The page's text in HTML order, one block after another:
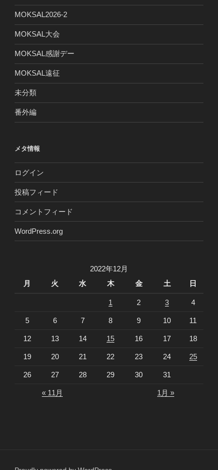
MOKSAL2026-2
MOKSAL大会
MOKSAL感謝デー
MOKSAL遠征
未分類
番外編
メタ情報
ログイン
投稿フィード
コメントフィード
WordPress.org
2022年12月
月
火 水 木 金 土 日
1 2 3 4
5 6 7 8 9 10 11
12 13 14 15 16 17 18
19 20 21 22 23 24 25
26 27 28 29 30 31
« 11月 1月 »